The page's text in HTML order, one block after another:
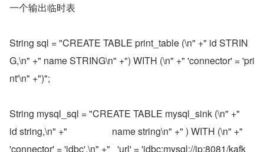
一个输出临时表
String sql = "CREATE TABLE print_table (\n" +" id STRIN
G,\n" +" name STRING\n" +") WITH (\n" +" 'connector' = 'pri
nt'\n" +")";
String mysql_sql = "CREATE TABLE mysql_sink (\n" +"
id string,\n" +"                   name string\n" +" ) WITH (\n" +"
'connector' = 'jdbc',\n" +"   'url' = 'jdbc:mysql://ip:8081/kafk